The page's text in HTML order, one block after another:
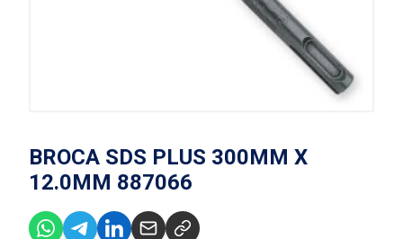
BROCA SDS PLUS 300MM X
12.0MM 887066